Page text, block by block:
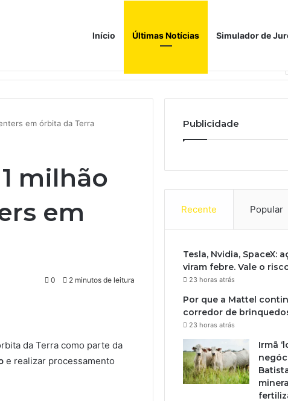
Início Últimas Notícias Simulador de
em órbita da Terra
milhão
em
0 2 minutos de leitura
da Terra como parte da
e realizar processamento
Publicidade
Recente Popular
Tesla, Nvidia, SpaceX:
viram febre. Vale o
23 horas atrás
Por que a Mattel
corredor de
23 horas atrás
Irmã